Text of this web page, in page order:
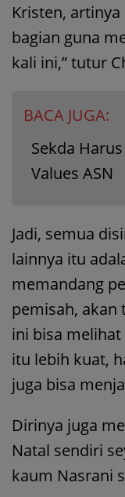
Kristen,
bagian guna
kali ini,” tutur
BACA JUGA:
Sekda
Values ASN
Jadi, semua
lainnya itu
memandang
pemisah, akan
ini bisa
itu lebih kuat,
juga bisa
Dirinya juga
Natal sendiri
kaum Nasrani